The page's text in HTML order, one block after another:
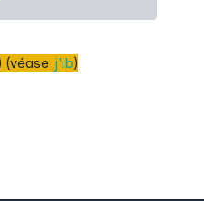
(véase j'ib)